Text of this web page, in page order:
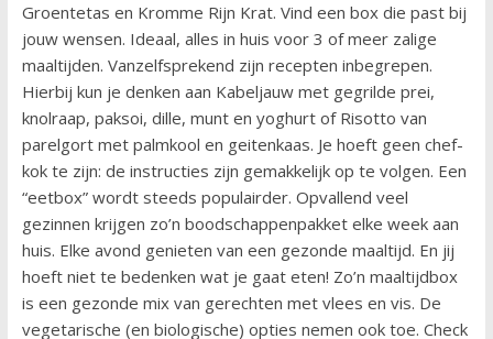
Groentetas en Kromme Rijn Krat. Vind een box die past bij
jouw wensen. Ideaal, alles in huis voor 3 of meer zalige
maaltijden. Vanzelfsprekend zijn recepten inbegrepen.
Hierbij kun je denken aan Kabeljauw met gegrilde prei,
knolraap, paksoi, dille, munt en yoghurt of Risotto van
parelgort met palmkool en geitenkaas. Je hoeft geen chef-
kok te zijn: de instructies zijn gemakkelijk op te volgen. Een
“eetbox” wordt steeds populairder. Opvallend veel
gezinnen krijgen zo’n boodschappenpakket elke week aan
huis. Elke avond genieten van een gezonde maaltijd. En jij
hoeft niet te bedenken wat je gaat eten! Zo’n maaltijdbox
is een gezonde mix van gerechten met vlees en vis. De
vegetarische (en biologische) opties nemen ook toe. Check